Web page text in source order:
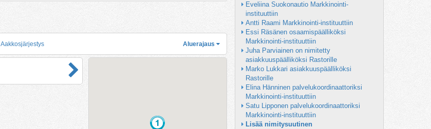
Aakkosjärjestys Aluerajaus
Eveliina Suokonautio Markkinointi-
instituuttiin
Antti Raami Markkinointi-instituuttiin
Essi Räsänen osaamispäälliköksi
Markkinointi-instituuttiin
Juha Parviainen on nimitetty
asiakkuuspäälliköksi Rastorille
Marko Lukkari asiakkuuspäälliköksi
Rastorille
Elina Hänninen palvelukoordinaattoriksi
Markkinointi-instituuttiin
Satu Lipponen palvelukoordinaattoriksi
Markkinointi-instituuttiin
Lisää nimitysuutinen